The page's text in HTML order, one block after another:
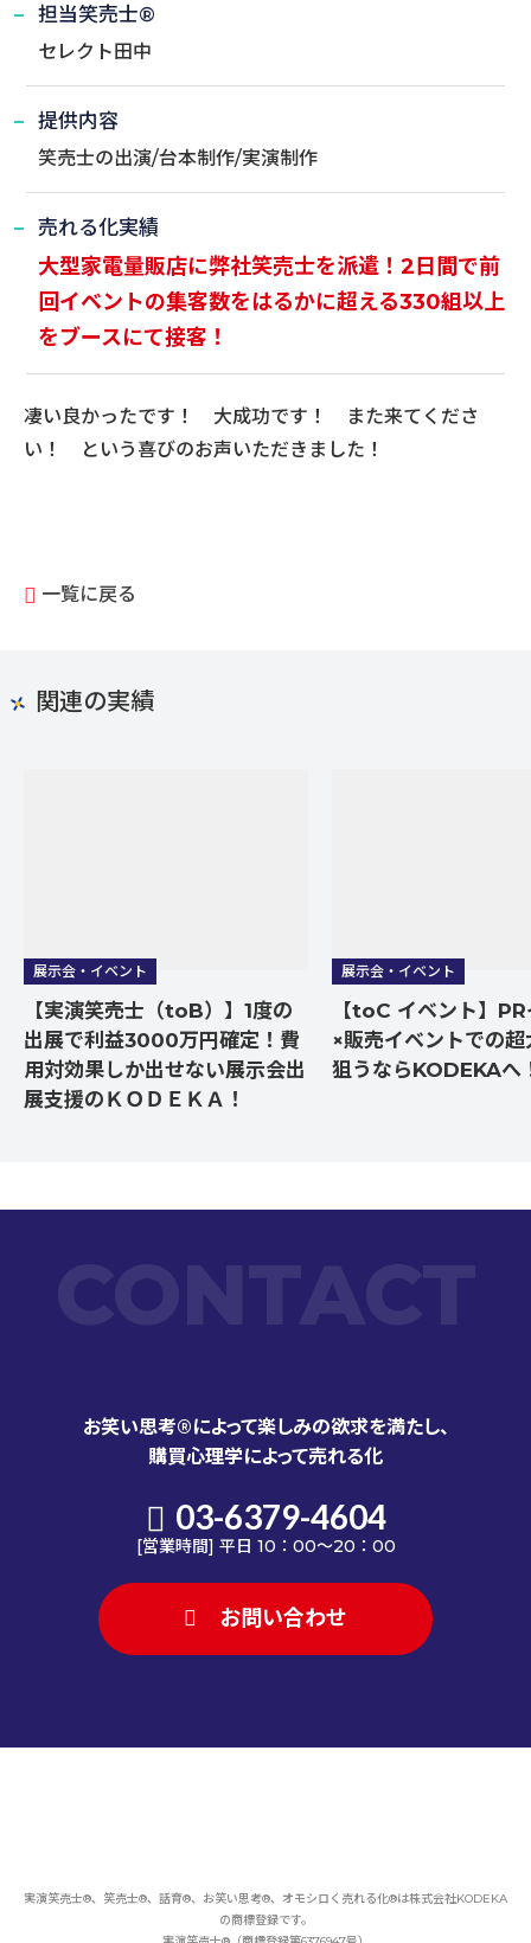
担当笑売士®
セレクト田中
提供内容
笑売士の出演/台本制作/実演制作
売れる化実績
大型家電量販店に弊社笑売士を派遣！2日間で前
回イベントの集客数をはるかに超える330組以上
をブースにて接客！
凄い良かったです！ 大成功です！ また来てくださ
い！ という喜びのお声いただきました！
一覧に戻る
関連の実績
展示会・イベント
【実演笑売士（toB）】1度の
出展で利益3000万円確定！費
用対効果しか出せない展示会出
展支援のＫＯＤＥＫＡ！
展示会・イベント
【toC イベント】
×販売イベントでの超
狙うならKODEKAへ
お笑い思考®によって楽しみの欲求を満たし、
購買心理学によって売れる化
03-6379-4604
[営業時間] 平日 10：00～20：00
お問い合わせ
実演笑売士®、笑売士®、話育®、お笑い思考®、オモシロく売れる化®は株式会社KODEKA
の商標登録です。